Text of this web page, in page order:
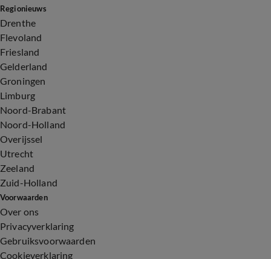
Regionieuws
Drenthe
Flevoland
Friesland
Gelderland
Groningen
Limburg
Noord-Brabant
Noord-Holland
Overijssel
Utrecht
Zeeland
Zuid-Holland
Voorwaarden
Over ons
Privacyverklaring
Gebruiksvoorwaarden
Cookieverklaring